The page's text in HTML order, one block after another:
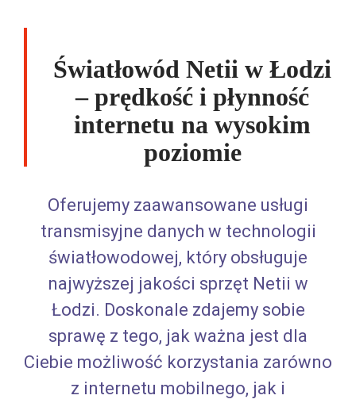
Światłowód Netii w Łodzi
– prędkość i płynność
internetu na wysokim
poziomie
Oferujemy zaawansowane usługi
transmisyjne danych w technologii
światłowodowej, który obsługuje
najwyższej jakości sprzęt Netii w
Łodzi. Doskonale zdajemy sobie
sprawę z tego, jak ważna jest dla
Ciebie możliwość korzystania zarówno
z internetu mobilnego, jak i